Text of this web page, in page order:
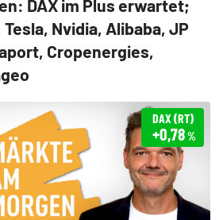
DAX im Plus erwartet;
Nvidia, Alibaba, JP
Cropenergies,
DAX (RT)
+0,78%